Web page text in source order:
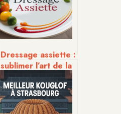
Dressage assiette :
sublimer l’art de la
table pour vos
repas